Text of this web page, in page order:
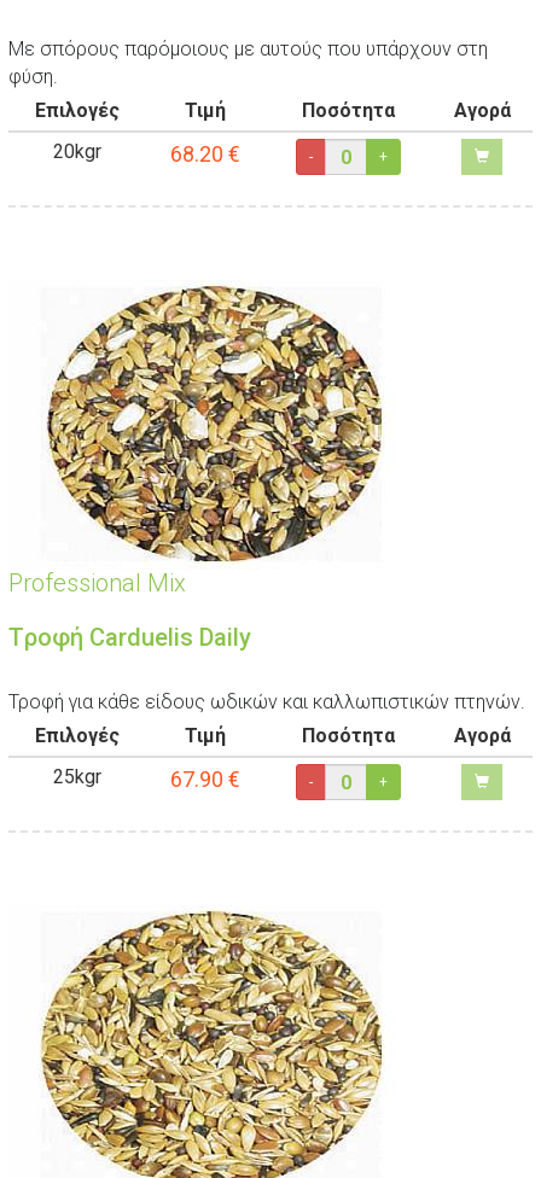
Με σπόρους παρόμοιους με αυτούς που υπάρχουν στη
φύση.
Επιλογές
Τιμή Ποσότητα
Αγορά
20kgr
68.20 € - +
Professional Mix
Tροφή Carduelis Daily
Τροφή για κάθε είδους ωδικών και καλλωπιστικών πτηνών.
Επιλογές
Τιμή Ποσότητα
Αγορά
25kgr
67.90 € - +